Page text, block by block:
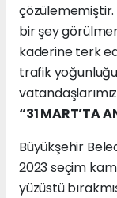
bir şey
kaderine terk
trafik
“31 MART’TA
Büyükşehir
2023 seçim
yüzüstü